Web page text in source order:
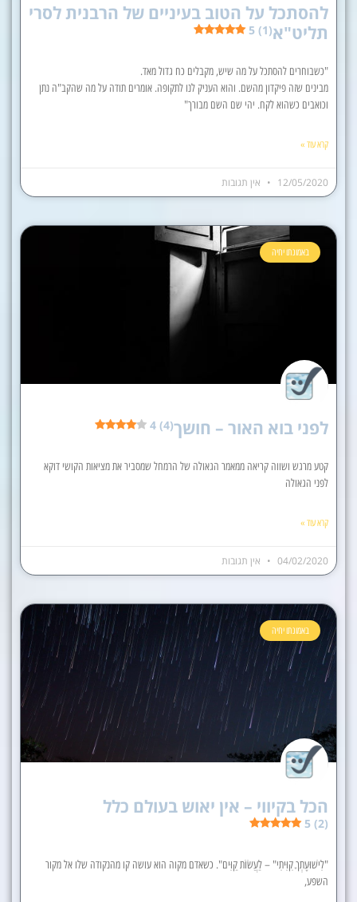
להסתכל על הטוב בעיניים של הרבנית לסרי
תליט"א5 (1)
"כשבוחרים להסתכל על מה שיש, מקבלים כח גדול מאד.
מבינים שזה פיקדון מהשם. והוא העניק לנו לתקופה. אומרים תודה על מה שהקב"ה נתן
וכואבים כשהוא לקח. יהי שם השם מבורך"
קרא עוד »
12/05/2020 אין תגובות
באמונתו יחיה
לפני בוא האור – חושך4 (4)
קטע מרגש ושווה קריאה ממאמר הגאולה של הרמחל שמסביר את מציאות הקושי דוקא
לפני הגאולה
קרא עוד »
04/02/2020 אין תגובות
באמונתו יחיה
הכל בקיווי – אין יאוש בעולם כלל
5 (2)
"לִישׁוּעָתְךָ קִוִּיתִי" – לַעֲשׂוֹת קַוִּים". כשאדם מקוה הוא עושה קו מהנקודה שלו אל מקור
השפע,